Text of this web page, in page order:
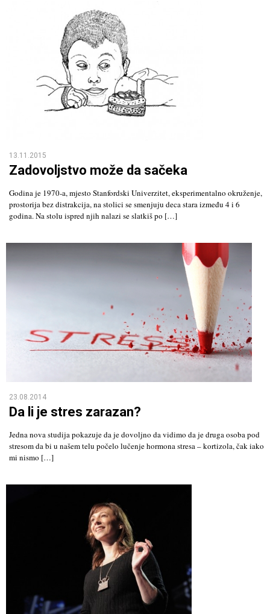
13.11.2015
Zadovoljstvo može da sačeka
Godina je 1970-a, mjesto Stanfordski Univerzitet, eksperimentalno okruženje,
prostorija bez distrakcija, na stolici se smenjuju deca stara između 4 i 6
godina. Na stolu ispred njih nalazi se slatkiš po […]
23.08.2014
Da li je stres zarazan?
Jedna nova studija pokazuje da je dovoljno da vidimo da je druga osoba pod
stresom da bi u našem telu počelo lučenje hormona stresa – kortizola, čak iako
mi nismo […]